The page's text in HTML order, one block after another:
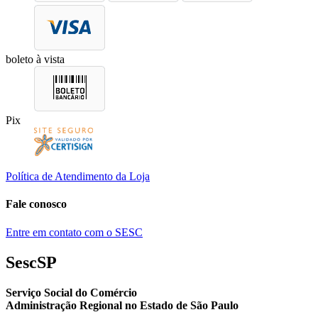
boleto à vista
Pix
Política de Atendimento da Loja
Fale conosco
Entre em contato com o SESC
SescSP
Serviço Social do Comércio
Administração Regional no Estado de São Paulo